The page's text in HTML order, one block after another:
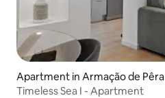
Apartment in Armação de Pêra
Timeless Sea I - Apartment